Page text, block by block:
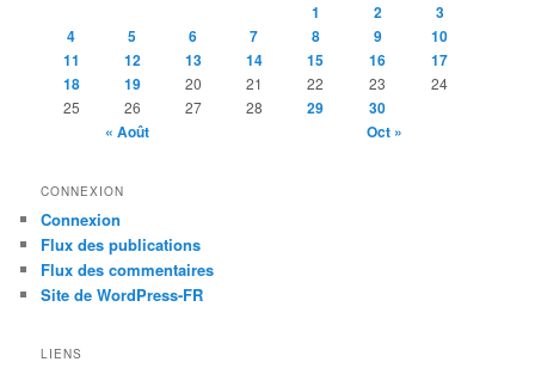
1
2
3
4
5 6 7 8 9
10
11
12 13 14 15 16
17
18
19 20 21 22 23
24
25
26 27 28 29
30
« Août
Oct »
CONNEXION
Connexion
Flux des publications
Flux des commentaires
Site de WordPress-FR
LIENS